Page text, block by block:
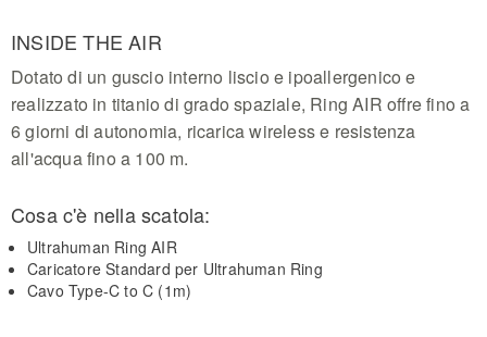
INSIDE THE AIR
Dotato di un guscio interno liscio e ipoallergenico e
realizzato in titanio di grado spaziale, Ring AIR offre fino a
6 giorni di autonomia, ricarica wireless e resistenza
all'acqua fino a 100 m.
Cosa c'è nella scatola:
Ultrahuman Ring AIR
Caricatore Standard per Ultrahuman Ring
Cavo Type-C to C (1m)